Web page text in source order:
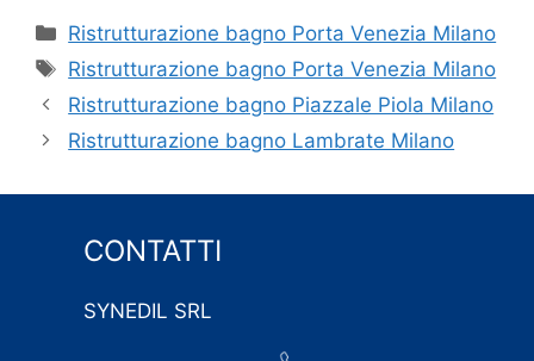
Categorie
Ristrutturazione bagno Porta Venezia Milano
Tag
Ristrutturazione bagno Porta Venezia Milano
Ristrutturazione bagno Piazzale Piola Milano
Ristrutturazione bagno Lambrate Milano
CONTATTI
SYNEDIL SRL